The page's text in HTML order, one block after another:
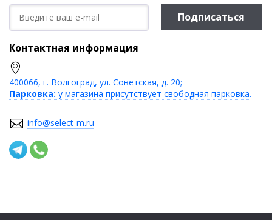
Подписаться
Контактная информация
400066, г. Волгоград, ул. Советская, д. 20;
Парковка: у магазина присутствует свободная парковка.
info@select-m.ru